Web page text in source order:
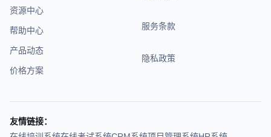
资源中心
帮助中心
产品动态
价格方案
服务条款
隐私政策
友情链接：